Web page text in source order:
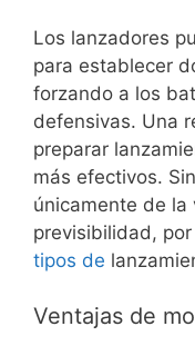
Los lanzadores
para establecer
forzando a los
defensivas. Una
preparar
más efectivos.
únicamente de la
previsibilidad,
tipos de
Ventajas de